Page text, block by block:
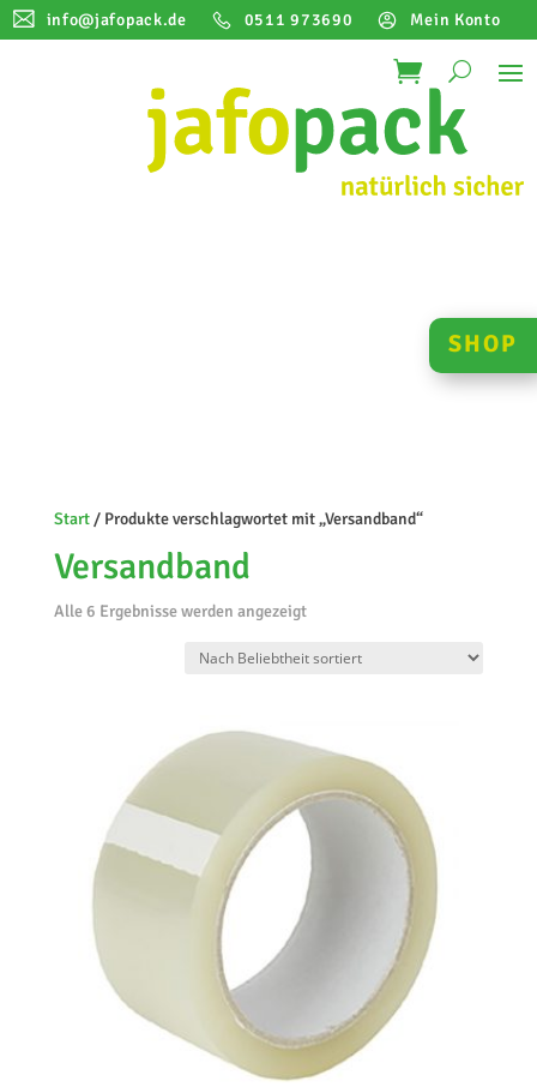
Mein Konto
0511 973690
info@jafopack.de
SHOP
Start/ Produkte verschlagwortet mit „Versandband“
Versandband
Alle 6 Ergebnisse werden angezeigtNach
sortiert